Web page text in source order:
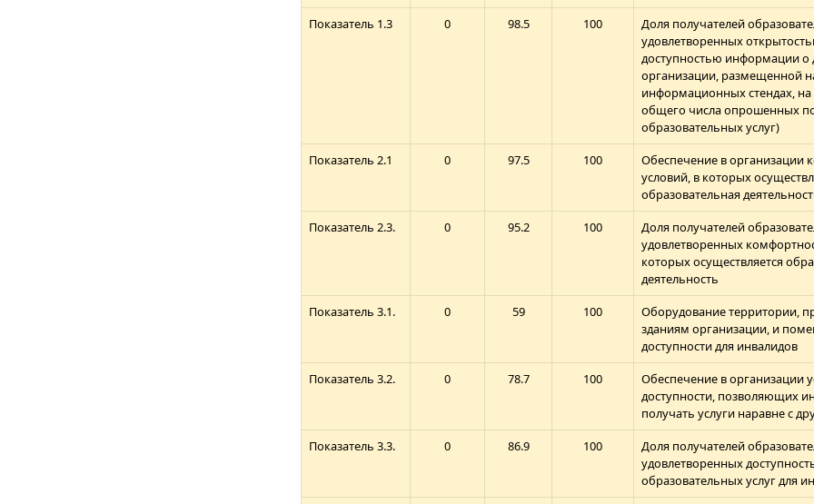
Показатель 1.3
0 98.5 100
Доля получателей
удовлетворенных
доступностью информации о
организации, размещенной
информационных стендах, на
общего числа опрошенных
образовательных услуг)
Показатель 2.1
0 97.5 100
Обеспечение в организации
условий, в которых
образовательная
Показатель 2.3.
0 95.2 100
Доля получателей
удовлетворенных
которых осуществляется
деятельность
Показатель 3.1.
0 59 100
Оборудование территории,
зданиям организации, и
доступности для инвалидов
Показатель 3.2.
0 78.7 100
Обеспечение в организации
доступности, позволяющих
получать услуги наравне с
Показатель 3.3.
0 86.9 100
Доля получателей
удовлетворенных
образовательных услуг для